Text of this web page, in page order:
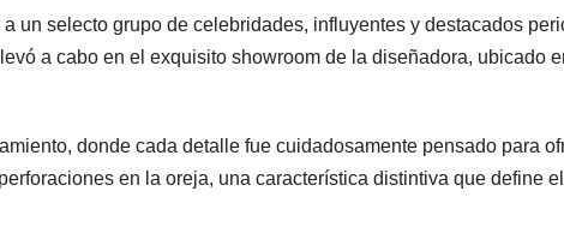
un selecto grupo de celebridades, influyentes y destacados
a cabo en el exquisito showroom de la diseñadora, ubicado
donde cada detalle fue cuidadosamente pensado para
en la oreja, una característica distintiva que define